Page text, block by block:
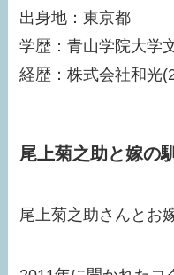
出身地：東京都
学歴：青山学院大学
経歴：株式会社和光
尾上菊之助と嫁の
尾上菊之助さんとお